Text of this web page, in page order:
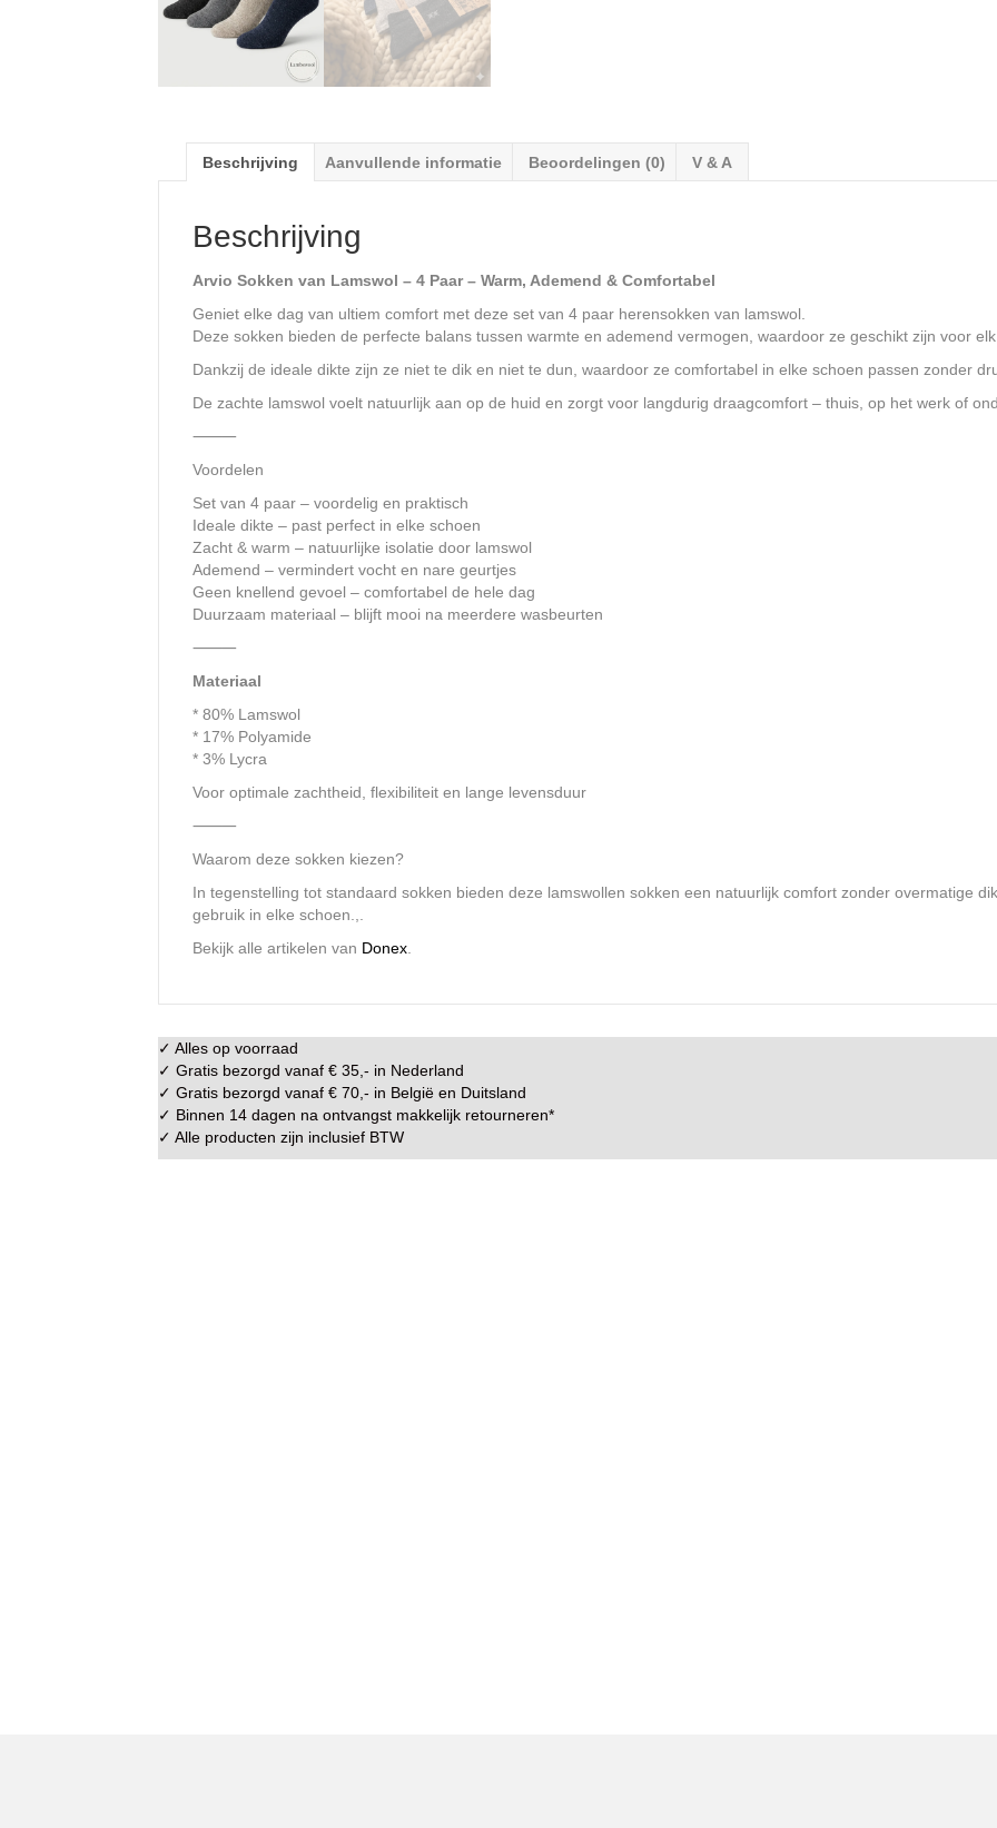
Beschrijving Aanvullende informatie Beoordelingen (0) V & A
Beschrijving
Arvio Sokken van Lamswol – 4 Paar – Warm, Ademend & Comfortabel
Geniet elke dag van ultiem comfort met deze set van 4 paar herensokken van lamswol.
Deze sokken bieden de perfecte balans tussen warmte en ademend vermogen, waardoor ze geschikt zijn voor
Dankzij de ideale dikte zijn ze niet te dik en niet te dun, waardoor ze comfortabel in elke schoen passen zonder
De zachte lamswol voelt natuurlijk aan op de huid en zorgt voor langdurig draagcomfort – thuis, op het werk of
⸻
Voordelen
Set van 4 paar – voordelig en praktisch
Ideale dikte – past perfect in elke schoen
Zacht & warm – natuurlijke isolatie door lamswol
Ademend – vermindert vocht en nare geurtjes
Geen knellend gevoel – comfortabel de hele dag
Duurzaam materiaal – blijft mooi na meerdere wasbeurten
⸻
Materiaal
* 80% Lamswol
* 17% Polyamide
* 3% Lycra
Voor optimale zachtheid, flexibiliteit en lange levensduur
⸻
Waarom deze sokken kiezen?
In tegenstelling tot standaard sokken bieden deze lamswollen sokken een natuurlijk comfort zonder overmatige
gebruik in elke schoen.,.
Bekijk alle artikelen van Donex.
✓ Alles op voorraad
✓ Gratis bezorgd vanaf € 35,- in Nederland
✓ Gratis bezorgd vanaf € 70,- in België en Duitsland
✓ Binnen 14 dagen na ontvangst makkelijk retourneren*
✓ Alle producten zijn inclusief BTW